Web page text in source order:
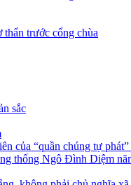
thẩn trước cổng chùa
sắc
của “quần chúng tự
thống Ngô Đình Diệm